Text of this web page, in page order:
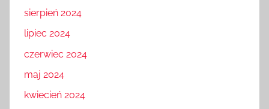
sierpień 2024
lipiec 2024
czerwiec 2024
maj 2024
kwiecień 2024